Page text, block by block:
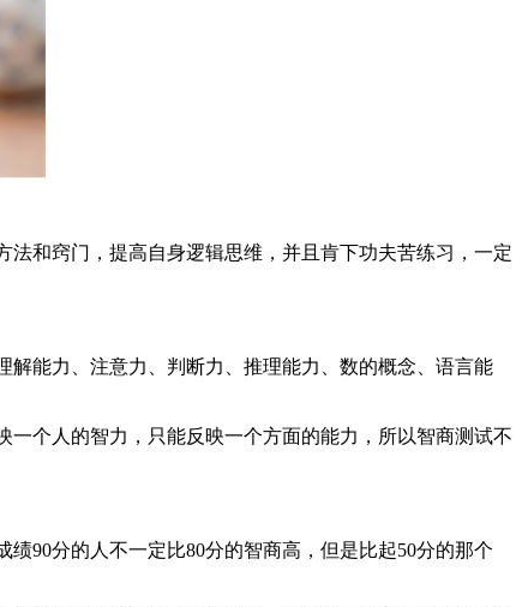
和窍门，提高自身逻辑思维，并且肯下功夫苦练习，一定
能力、注意力、判断力、推理能力、数的概念、语言能
个人的智力，只能反映一个方面的能力，所以智商测试不
90分的人不一定比80分的智商高，但是比起50分的那个